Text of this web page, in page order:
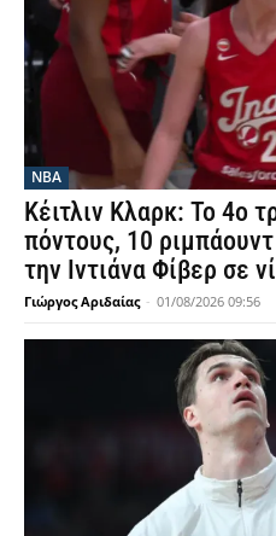
NBA
Κέιτλιν Κλαρκ: Το 4ο
πόντους, 10
την Ιντιάνα Φίβερ σε
Γιώργος Αριδαίας - 01/08/2026 09:56